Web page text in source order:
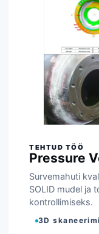
Pressure
Survemahuti
SOLID mudel ja
kontrollimiseks.
3D